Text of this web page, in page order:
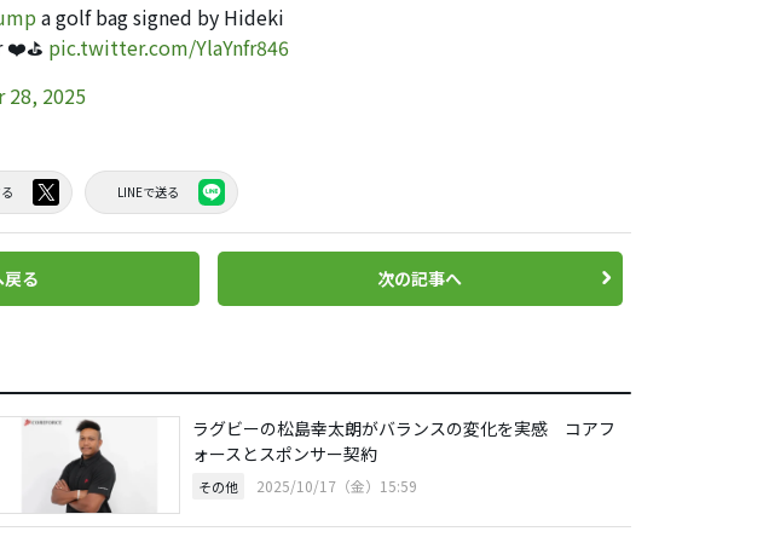
a golf bag signed by Hideki
❤️⛳️ pic.twitter.com/YlaYnfr846
28, 2025
LINEで送る
戻る 次の記事へ
ラグビーの松島幸太朗がバランスの変化を実感 コアフ
ォースとスポンサー契約
その他 2025/10/17（金）15:59